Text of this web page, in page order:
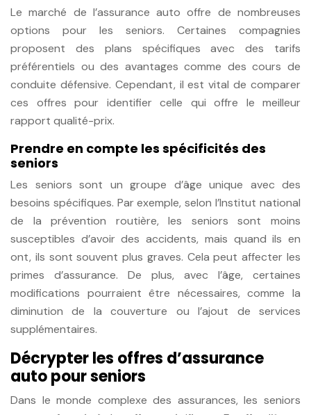
Le marché de l’assurance auto offre de nombreuses
options pour les seniors. Certaines compagnies
proposent des plans spécifiques avec des tarifs
préférentiels ou des avantages comme des cours de
conduite défensive. Cependant, il est vital de comparer
ces offres pour identifier celle qui offre le meilleur
rapport qualité-prix.
Prendre en compte les spécificités des
seniors
Les seniors sont un groupe d’âge unique avec des
besoins spécifiques. Par exemple, selon l’Institut national
de la prévention routière, les seniors sont moins
susceptibles d’avoir des accidents, mais quand ils en
ont, ils sont souvent plus graves. Cela peut affecter les
primes d’assurance. De plus, avec l’âge, certaines
modifications pourraient être nécessaires, comme la
diminution de la couverture ou l’ajout de services
supplémentaires.
Décrypter les offres d’assurance
auto pour seniors
Dans le monde complexe des assurances, les seniors